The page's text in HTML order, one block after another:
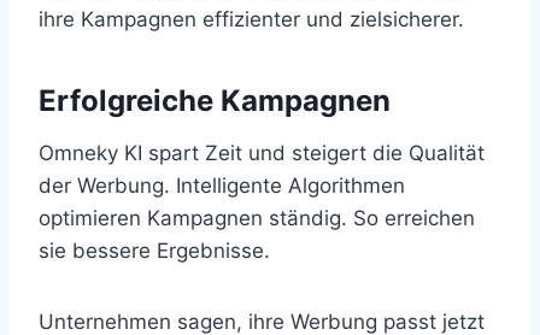
ihre Kampagnen effizienter und zielsicherer.
Erfolgreiche Kampagnen
Omneky KI spart Zeit und steigert die Qualität
der Werbung. Intelligente Algorithmen
optimieren Kampagnen ständig. So erreichen
sie bessere Ergebnisse.
Unternehmen sagen, ihre Werbung passt jetzt